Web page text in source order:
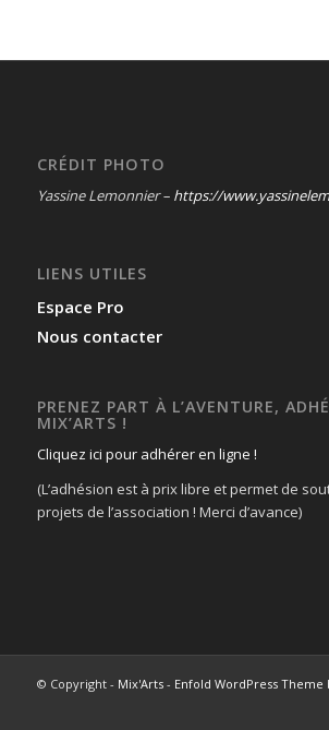
CRÉDIT PHOTO
Yassine Lemonnier – https://
LIENS UTILES
Espace Pro
Nous contacter
PRENEZ PART À L’AVENTURE,
MIX’ARTS !
Cliquez ici pour adhérer en ligne !
(L’adhésion est à prix libre et permet de
projets de l’association ! Merci d’avance)
© Copyright - Mix'Arts- Enfold WordPress Theme